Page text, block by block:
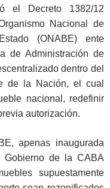
el Decreto 1382/12
Nacional de
(ONABE) ente
de Administración de
dentro del
de la Nación, el cual
nacional, redefinir
autorización.
apenas inaugurada
de la CABA
supuestamente